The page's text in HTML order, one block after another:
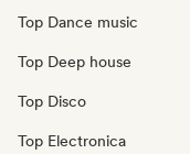
Top Dance music
Top Deep house
Top Disco
Top Electronica